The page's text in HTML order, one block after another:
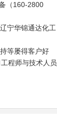
（160-2800
宁华锦通达化工
等屡得客户好
程师与技术人员